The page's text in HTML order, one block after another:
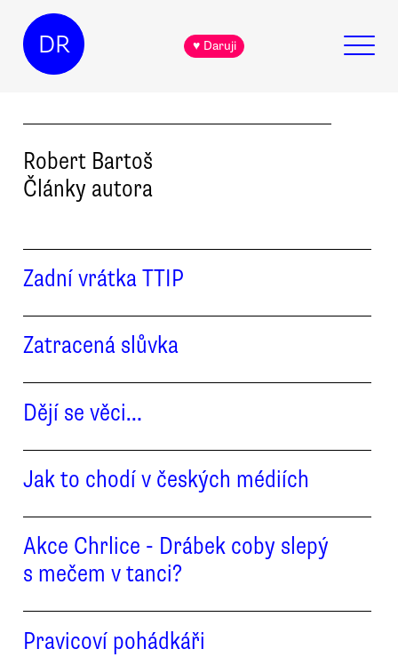
DR ♥ Daruji
Robert Bartoš
Články autora
Zadní vrátka TTIP
Zatracená slůvka
Dějí se věci…
Jak to chodí v českých médiích
Akce Chrlice - Drábek coby slepý
s mečem v tanci?
Pravicoví pohádkáři